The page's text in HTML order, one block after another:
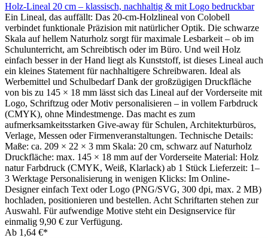
Holz-Lineal 20 cm – klassisch, nachhaltig & mit Logo bedruckbar
Ein Lineal, das auffällt: Das 20-cm-Holzlineal von Colobell
verbindet funktionale Präzision mit natürlicher Optik. Die schwarze
Skala auf hellem Naturholz sorgt für maximale Lesbarkeit – ob im
Schulunterricht, am Schreibtisch oder im Büro. Und weil Holz
einfach besser in der Hand liegt als Kunststoff, ist dieses Lineal auch
ein kleines Statement für nachhaltigere Schreibwaren. Ideal als
Werbemittel und Schulbedarf Dank der großzügigen Druckfläche
von bis zu 145 × 18 mm lässt sich das Lineal auf der Vorderseite mit
Logo, Schriftzug oder Motiv personalisieren – in vollem Farbdruck
(CMYK), ohne Mindestmenge. Das macht es zum
aufmerksamkeitsstarken Give-away für Schulen, Architekturbüros,
Verlage, Messen oder Firmenveranstaltungen. Technische Details:
Maße: ca. 209 × 22 × 3 mm Skala: 20 cm, schwarz auf Naturholz
Druckfläche: max. 145 × 18 mm auf der Vorderseite Material: Holz
natur Farbdruck (CMYK, Weiß, Klarlack) ab 1 Stück Lieferzeit: 1–
3 Werktage Personalisierung in wenigen Klicks: Im Online-
Designer einfach Text oder Logo (PNG/SVG, 300 dpi, max. 2 MB)
hochladen, positionieren und bestellen. Acht Schriftarten stehen zur
Auswahl. Für aufwendige Motive steht ein Designservice für
einmalig 9,90 € zur Verfügung.
Ab 1,64 €*